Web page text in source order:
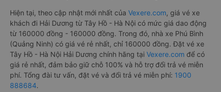
Hiện tại, theo cập nhật mới nhất của Vexere.com, giá vé xe
khách đi Hải Dương từ Tây Hồ - Hà Nội có mức giá dao động
từ 160000 đồng - 160000 đồng. Trong đó, nhà xe Phú Bình
(Quảng Ninh) có giá vé rẻ nhất, chỉ 160000 đồng. Đặt vé xe
Tây Hồ - Hà Nội Hải Dương chính hãng tại Vexere.com để có
giá rẻ nhất, đảm bảo giữ chỗ 100% và hỗ trợ đổi trả vé miễn
phí. Tổng đài tư vấn, đặt vé và đổi trả vé miễn phí: 1900
888684.